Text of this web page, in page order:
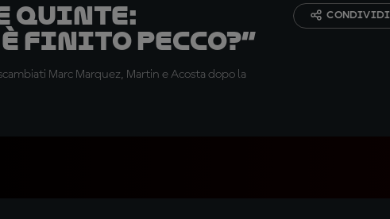
QUINTE:
è finito Pecco?”
Marc Marquez, Martin e Acosta dopo la
CONDIVIDI